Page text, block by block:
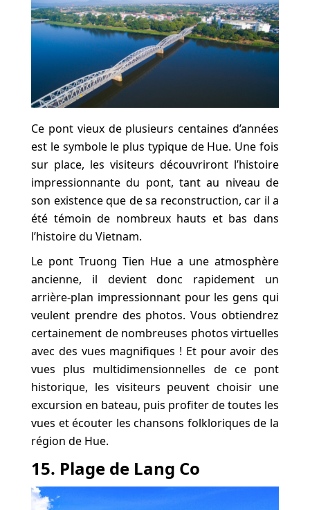
Ce pont vieux de plusieurs centaines d’années
est le symbole le plus typique de Hue. Une fois
sur place, les visiteurs découvriront l’histoire
impressionnante du pont, tant au niveau de
son existence que de sa reconstruction, car il a
été témoin de nombreux hauts et bas dans
l’histoire du Vietnam.
Le pont Truong Tien Hue a une atmosphère
ancienne, il devient donc rapidement un
arrière-plan impressionnant pour les gens qui
veulent prendre des photos. Vous obtiendrez
certainement de nombreuses photos virtuelles
avec des vues magnifiques ! Et pour avoir des
vues plus multidimensionnelles de ce pont
historique, les visiteurs peuvent choisir une
excursion en bateau, puis profiter de toutes les
vues et écouter les chansons folkloriques de la
région de Hue.
15. Plage de Lang Co